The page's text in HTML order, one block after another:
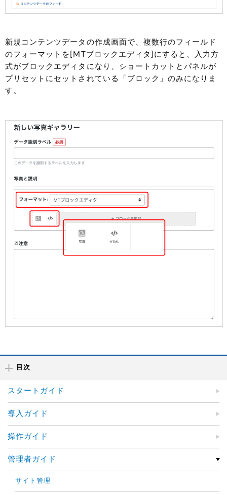
新規コンテンツデータの作成画面で、複数行のフィールド
のフォーマットを[MTブロックエディタ]にすると、入力方
式がブロックエディタになり、ショートカットとパネルが
プリセットにセットされている「ブロック」のみになりま
す。
目次
スタートガイド
導入ガイド
操作ガイド
管理者ガイド
サイト管理